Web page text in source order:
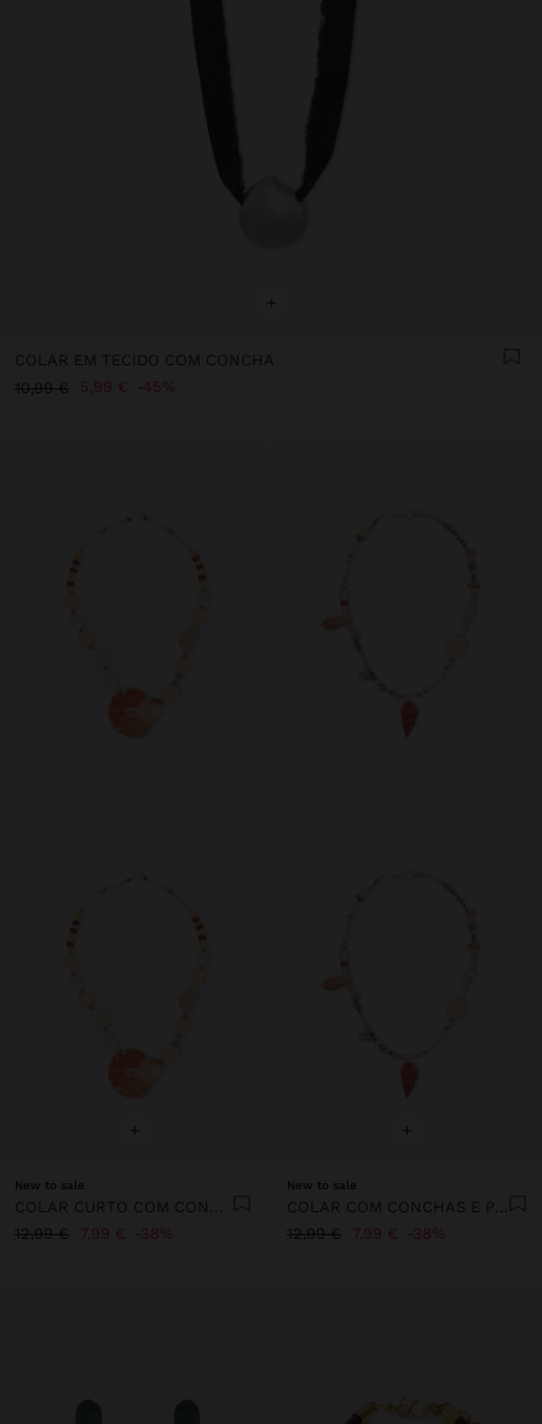
+
COLAR EM TECIDO COM CONCHA
10,99 €
5,99 € 45%
+
New to sale
12,99 €
7,99 € 38%
+
New to sale
12,99 €
7,99 € 38%